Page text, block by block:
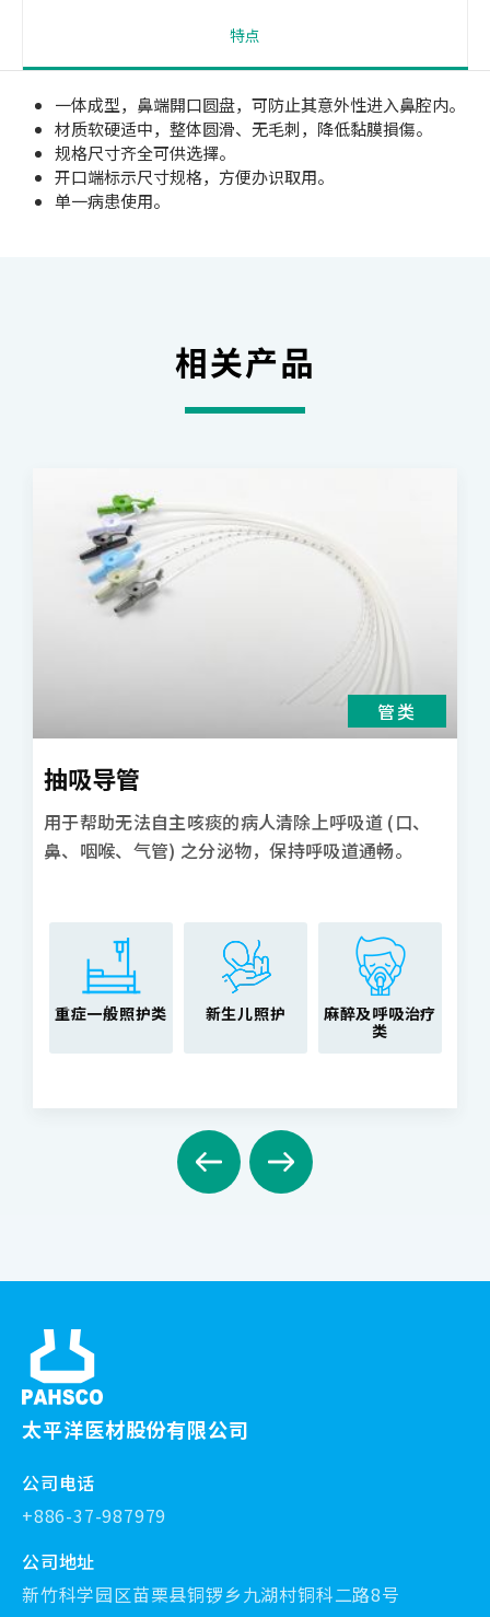
特点
一体成型，鼻端開口圆盘，可防止其意外性进入鼻腔内。
材质软硬适中，整体圆滑、无毛刺，降低黏膜損傷。
规格尺寸齐全可供选擇。
开口端标示尺寸规格，方便办识取用。
单一病患使用。
相关产品
管类
抽吸导管
用于帮助无法自主咳痰的病人清除上呼吸道 (口、
鼻、咽喉、气管) 之分泌物，保持呼吸道通畅。
重症一般照护类 新生儿照护
麻醉及呼吸治疗
类
太平洋医材股份有限公司
公司电话
+886-37-987979
公司地址
新竹科学园区苗栗县铜锣乡九湖村铜科二路8号